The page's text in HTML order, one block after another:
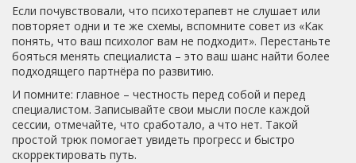
Если почувствовали, что психотерапевт не слушает или
повторяет одни и те же схемы, вспомните совет из «Как
понять, что ваш психолог вам не подходит». Перестаньте
бояться менять специалиста – это ваш шанс найти более
подходящего партнёра по развитию.
И помните: главное – честность перед собой и перед
специалистом. Записывайте свои мысли после каждой
сессии, отмечайте, что сработало, а что нет. Такой
простой трюк помогает увидеть прогресс и быстро
скорректировать путь.